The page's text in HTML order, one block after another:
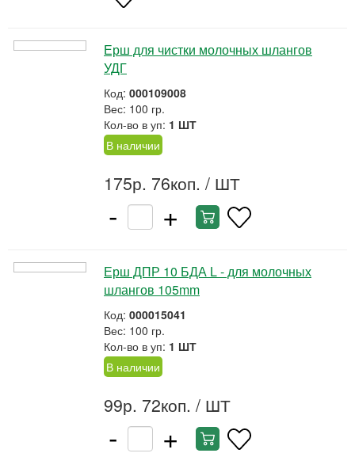
Ерш для чистки молочных шлангов
УДГ
Код: 000109008
Вес: 100 гр.
Кол-во в уп: 1 ШТ
В наличии
175р. 76коп. / ШТ
- +
Ерш ДПР 10 БДА L - для молочных
шлангов 105mm
Код: 000015041
Вес: 100 гр.
Кол-во в уп: 1 ШТ
В наличии
99р. 72коп. / ШТ
- +